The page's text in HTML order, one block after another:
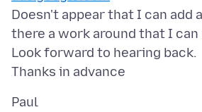
Doesn't appear that I can add
there a work around that I can
Look forward to hearing back.